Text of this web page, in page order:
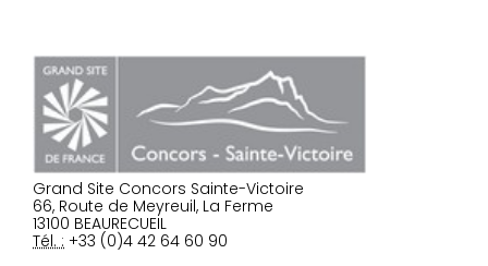
Grand Site Concors Sainte-Victoire
66, Route de Meyreuil, La Ferme
13100 BEAURECUEIL
Tél. : +33 (0)4 42 64 60 90